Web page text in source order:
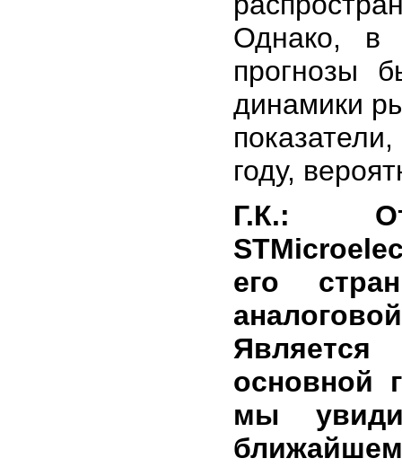
Однако, в
прогнозы
динамики
году,
Г.К.:
его
Является
основной
мы